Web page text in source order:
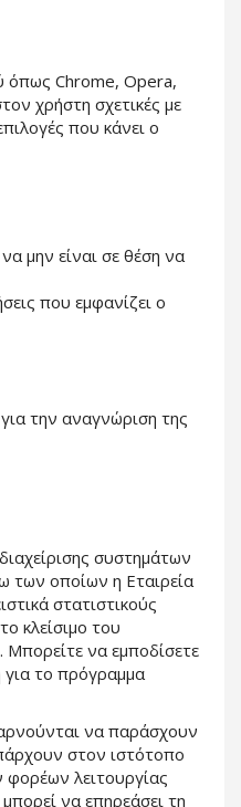
όπως Chrome, Opera,
χρήστη σχετικές με
που κάνει ο
μην είναι σε θέση να
που εμφανίζει ο
την αναγνώριση της
συστημάτων
των οποίων η Εταιρεία
στατιστικούς
κλείσιμο του
να εμποδίσετε
το πρόγραμμα
να παράσχουν
στον ιστότοπο
λειτουργίας
να επηρεάσει τη